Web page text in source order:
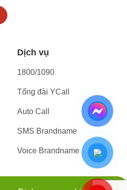
Dịch vụ
1800/1090
Tổng đài YCall
Auto Call
SMS Brandname
Voice Brandname